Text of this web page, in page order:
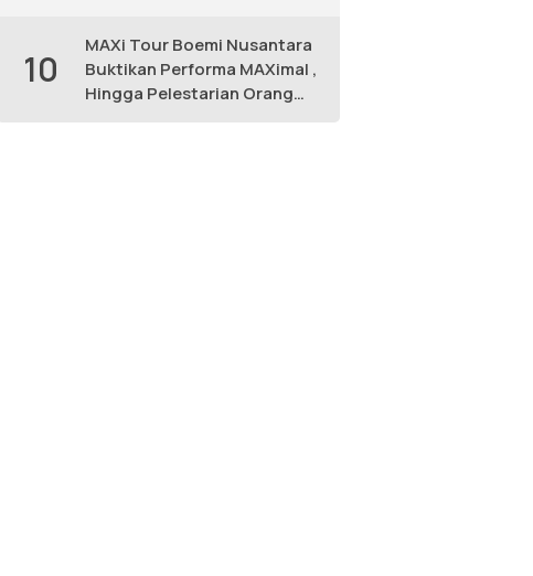
10
MAXi Tour Boemi Nusantara
Buktikan Performa MAXimal ,
Hingga Pelestarian Orang